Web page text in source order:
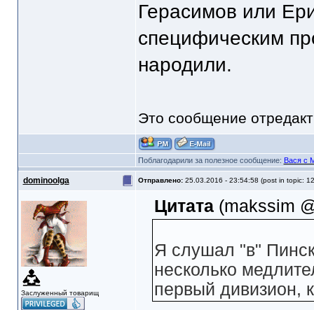
Герасимов или
специфическим
народили.
Это сообщение
Поблагодарили за полезное сообщение: Вася с
dominoolga Отправлено: 25.03.2016 - 23:54:58 (post in topic:
Заслуженный товарищ
Цитата(makssim
Я слушал "в"
несколько
первый дивизион,